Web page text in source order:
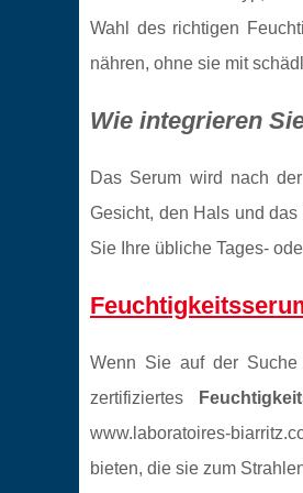
Wahl des richtigen
nähren, ohne sie mit
Wie integrieren
Das Serum wird nach
Gesicht, den Hals und
Sie Ihre übliche Tages-
Wenn Sie auf der Suche
zertifiziertes
www.laboratoires-
bieten, die sie zum